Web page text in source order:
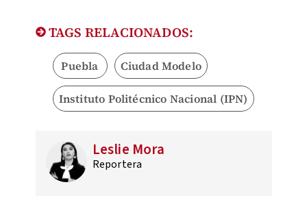
TAGS RELACIONADOS:
Puebla Ciudad Modelo
Instituto Politécnico Nacional (IPN)
Leslie Mora
Reportera